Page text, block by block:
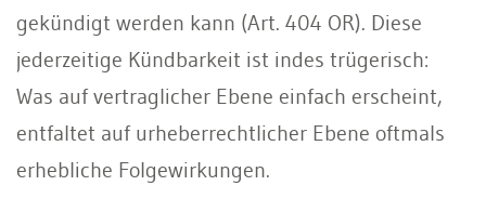
gekündigt werden kann (Art. 404 OR). Diese
jederzeitige Kündbarkeit ist indes trügerisch:
Was auf vertraglicher Ebene einfach erscheint,
entfaltet auf urheberrechtlicher Ebene oftmals
erhebliche Folgewirkungen.